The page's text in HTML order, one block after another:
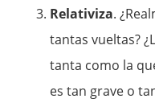
Relativiza.
tantas vueltas?
tanta como la
es tan grave o